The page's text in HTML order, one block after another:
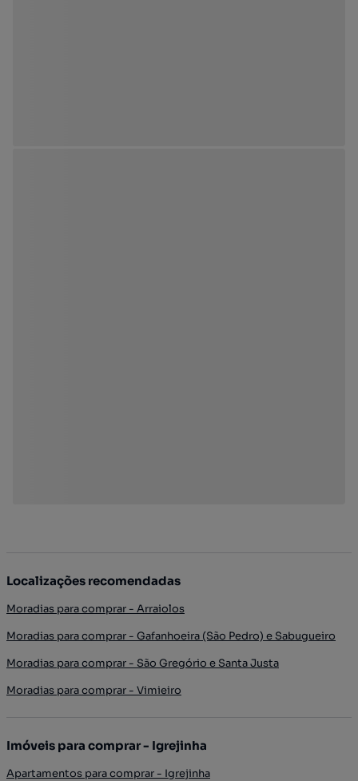
Localizações recomendadas
Moradias para comprar - Arraiolos
Moradias para comprar - Gafanhoeira (São Pedro) e Sabugueiro
Moradias para comprar - São Gregório e Santa Justa
Moradias para comprar - Vimieiro
Imóveis para comprar - Igrejinha
Apartamentos para comprar - Igrejinha